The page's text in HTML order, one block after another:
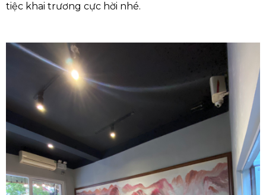
tiệc khai trương cực hời nhé.